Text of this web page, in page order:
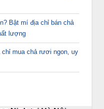
Bật mí địa chỉ bán chả
lượng
mua chả rươi ngon, uy